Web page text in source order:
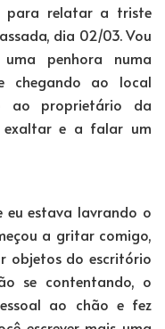
para relatar a triste
dia 02/03. Vou
penhora numa
chegando ao local
ao proprietário da
exaltar e a falar um
eu estava lavrando o
a gritar comigo,
objetos do escritório
se contentando, o
ao chão e fez